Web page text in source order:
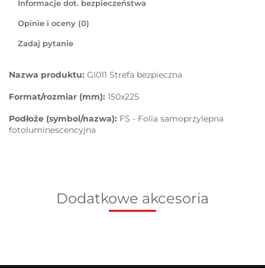
Informacje dot. bezpieczeństwa
Opinie i oceny (0)
Zadaj pytanie
Nazwa produktu: GI011 Strefa bezpieczna
Format/rozmiar (mm): 150x225
Podłoże (symbol/nazwa): FS - Folia samoprzylepna
fotoluminescencyjna
Dodatkowe akcesoria